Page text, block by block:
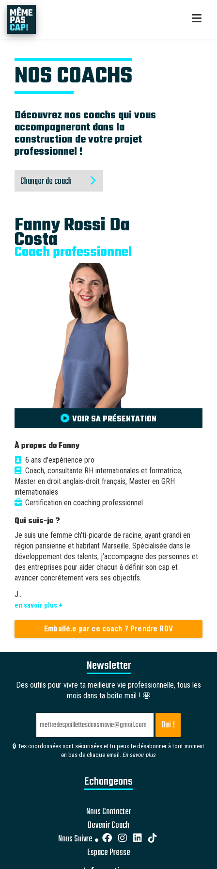
NOS COACHS
Découvrez nos coachs qui vous
accompagneront dans la
construction de votre projet
professionnel !
Changer de coach
Fanny Rossi Da
Costa
Coach professionnel
VOIR SA PRÉSENTATION
À propos de Fanny
6 ans d'expérience pro
Coach, consultante RH internationales et formatrice,
Master en droit anglais-droit français, Master en GRH
internationales
Certification en coaching professionnel
Qui suis-je ?
Je suis une femme ch’ti-picarde de racine, ayant grandi en
région parisienne et habitant Marseille. Spécialisée dans le
développement des talents, j’accompagne des personnes et
des entreprises pour aider chacun à définir son cap et
avancer concrètement vers ses objectifs.
J...
en savoir plus +
Emballé.e par ce coach ? Prendre RDV
Newsletter
Des outils pour vivre ta meilleure vie professionnelle, tous les
mois dans ta boîte mail ! 🤩
🔒 Tes coordonnées sont sécurisées et tu peux te désabonner à tout moment
en bas de chaque email. En savoir plus
Echangeons
Nous Contacter
Devenir Coach
Nous Suivre
Espace Presse